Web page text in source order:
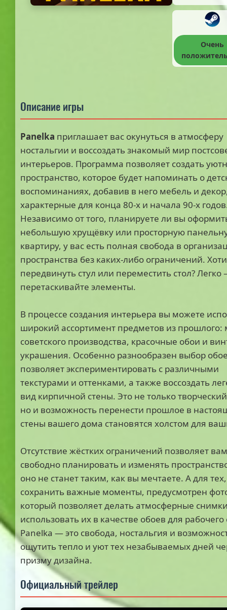
Очень
Описание игры
Panelka приглашает вас окунуться в атмосферу
ностальгии и воссоздать знакомый мир
интерьеров. Программа позволяет создать
пространство, которое будет напоминать о
воспоминаниях, добавив в него мебель и
характерные для конца 80-х и начала 90-х
Независимо от того, планируете ли вы
небольшую хрущёвку или просторную
квартиру, у вас есть полная свобода в
пространства без каких-либо ограничений.
передвинуть стул или переместить стол? Легко
перетаскивайте элементы.
В процессе создания интерьера вы можете
широкий ассортимент предметов из прошлого:
советского производства, красочные обои и
украшения. Особенно разнообразен выбор
позволяет экспериментировать с различными
текстурами и оттенками, а также воссоздать
вид кирпичной стены. Это не только
но и возможность перенести прошлое в
стены вашего дома становятся холстом для
Отсутствие жёстких ограничений позволяет вам
свободно планировать и изменять
оно не станет таким, как вы мечтаете. А для
сохранить важные моменты, предусмотрен
который позволяет делать атмосферные
использовать их в качестве обоев для рабочего
Panelka — это свобода, ностальгия и
ощутить тепло и уют тех незабываемых дней
призму дизайна.
Официальный трейлер